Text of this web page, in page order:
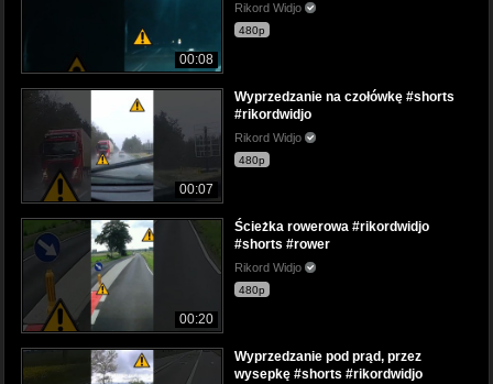
00:08
Rikord Widjo
480p
00:07
Wyprzedzanie na czołówkę #shorts
#rikordwidjo
Rikord Widjo
480p
00:20
Ścieżka rowerowa #rikordwidjo
#shorts #rower
Rikord Widjo
480p
Wyprzedzanie pod prąd, przez
wysepkę #shorts #rikordwidjo